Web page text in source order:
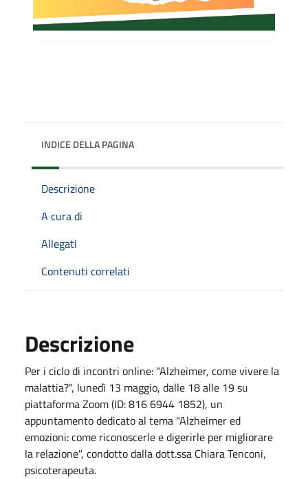
INDICE DELLA PAGINA
Descrizione
A cura di
Allegati
Contenuti correlati
Descrizione
Per i ciclo di incontri online: "Alzheimer, come vivere la
malattia?", lunedì 13 maggio, dalle 18 alle 19 su
piattaforma Zoom (ID: 816 6944 1852), un
appuntamento dedicato al tema "Alzheimer ed
emozioni: come riconoscerle e digerirle per migliorare
la relazione", condotto dalla dott.ssa Chiara Tenconi,
psicoterapeuta.